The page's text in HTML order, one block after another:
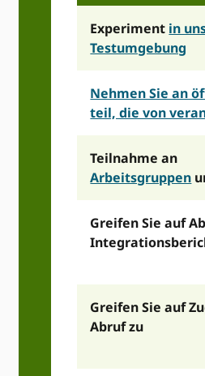
Experiment in
Testumgebung
Nehmen Sie an
teil, die von
Teilnahme an
Arbeitsgruppen
Greifen Sie auf
Greifen Sie auf
Abruf zu